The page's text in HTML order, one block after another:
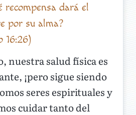
recompensa dará el
por su alma?
16:26)
nuestra salud física es
¡pero sigue siendo
seres espirituales y
cuidar tanto del